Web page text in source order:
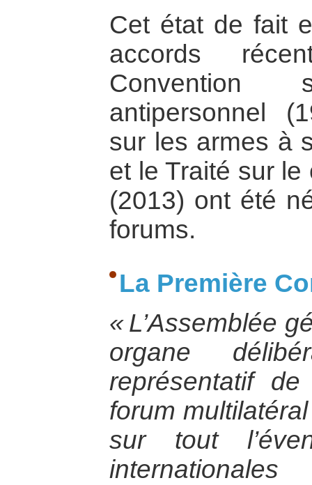
Cet état de fait
accords
antipersonnel
sur les armes à
et le Traité sur
(2013) ont été
forums.
La Première
« L’Assemblée
organe
représentatif
forum
sur tout